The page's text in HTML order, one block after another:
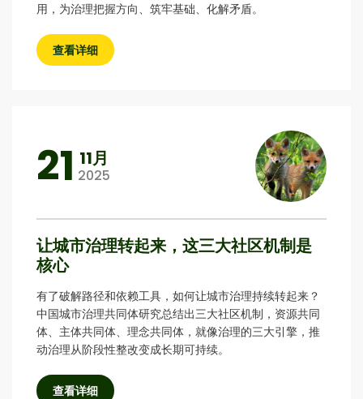
用，为治理把握方向、筑牢基础、化解矛盾。
查看详细
21 11月
2025
让城市治理转起来，这三大社区机制是
核心
有了破解路径和依赖工具，如何让城市治理持续转起来？
中国城市治理共同体研究总结出三大社区机制，资源共同
体、主体共同体、理念共同体，就像治理的三大引擎，推
动治理从阶段性整改变成长期可持续。
查看详细